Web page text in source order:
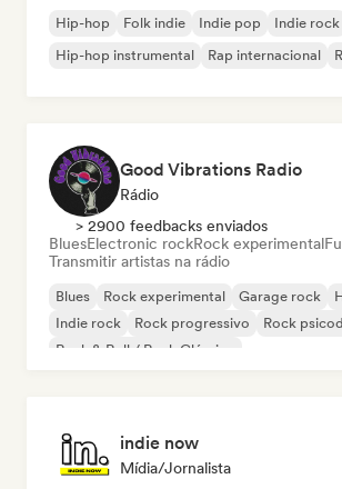
Hip-hop Folk indie Indie pop Indie rock
Hip-hop instrumental
Rap internacional
Good Vibrations Radio
Rádio
> 2900 feedbacks enviados
BluesElectronic rockRock experimental
Transmitir artistas na rádio
Blues Rock experimental Garage rock
Indie rock
Rock progressivo
Rock
Rock & Roll / Rock Clássico
indie now
Mídia/Jornalista